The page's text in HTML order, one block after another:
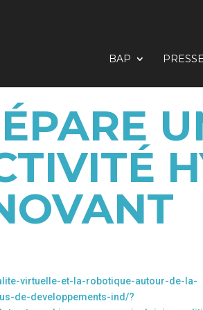
BAP PRESSE
virtuelle-et-la-robotique-autour-de-la-
de-developpements-ind/?